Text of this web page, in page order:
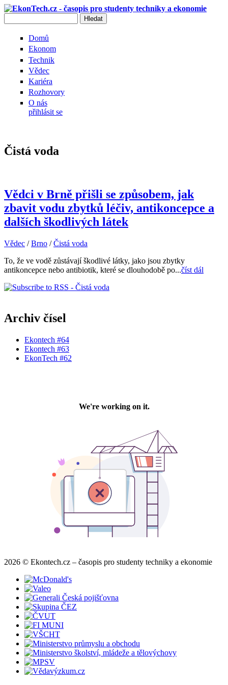
Přejít k hlavnímu obsahu
Domů
Ekonom
Technik
Vědec
Kariéra
Rozhovory
O nás
přihlásit se
Čistá voda
Vědci v Brně přišli se způsobem, jak
zbavit vodu zbytků léčiv, antikoncepce a
dalších škodlivých látek
Vědec /Brno /Čistá voda
To, že ve vodě zůstávají škodlivé látky, jako jsou zbytky
antikoncepce nebo antibiotik, které se dlouhodobě po...číst dál
Archiv čísel
Ekontech #64
Ekontech #63
EkonTech #62
2026 © Ekontech.cz – časopis pro studenty techniky a ekonomie